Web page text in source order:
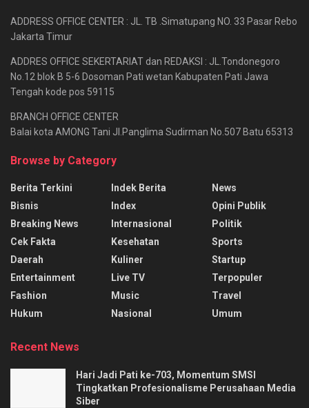
ADDRESS OFFICE CENTER : JL. TB .Simatupang NO. 33 Pasar Rebo
Jakarta Timur
ADDRES OFFICE SEKERTARIAT dan REDAKSI : JL.Tondonegoro
No.12 blok B 5-6 Dosoman Pati wetan Kabupaten Pati Jawa
Tengah kode pos 59115
BRANCH OFFICE CENTER
Balai kota AMONG Tani Jl.Panglima Sudirman No.507 Batu 65313
Browse by Category
Berita Terkini
Bisnis
Breaking News
Cek Fakta
Daerah
Entertainment
Fashion
Hukum
Indek Berita
Index
Internasional
Kesehatan
Kuliner
Live TV
Music
Nasional
News
Opini Publik
Politik
Sports
Startup
Terpopuler
Travel
Umum
Recent News
Hari Jadi Pati ke-703, Momentum SMSI
Tingkatkan Profesionalisme Perusahaan Media
Siber